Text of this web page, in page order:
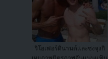
ริโอเฟอร์ดินานด์และซงจุงกิ